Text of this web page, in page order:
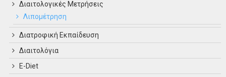
Διαιτολογικές Μετρήσεις
Λιπομέτρηση
Διατροφική Εκπαίδευση
Διαιτολόγια
Ε-Diet